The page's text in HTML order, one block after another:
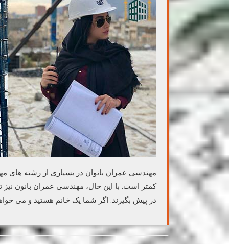
مهندسی عمران بانوان در بسیاری از رشته های
کمتر است. با این حال، مهندسی عمران بانون نیز
در پیش بگیرند. اگر شما یک خانم هستید و می